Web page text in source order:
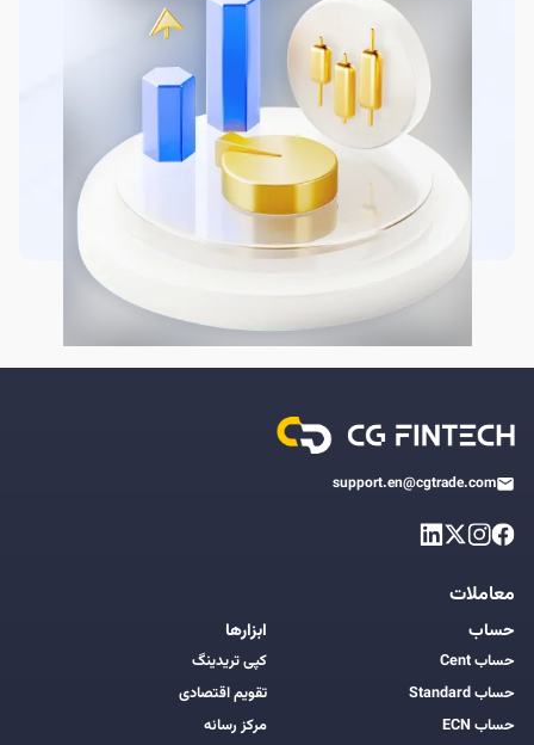
support.en@cgtrade.com
معاملات
حساب
حساب Cent
حساب Standard
حساب ECN
ابزارها
کپی تریدینگ
تقویم اقتصادی
مرکز رسانه